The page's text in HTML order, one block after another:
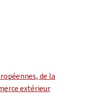
de la
extérieur